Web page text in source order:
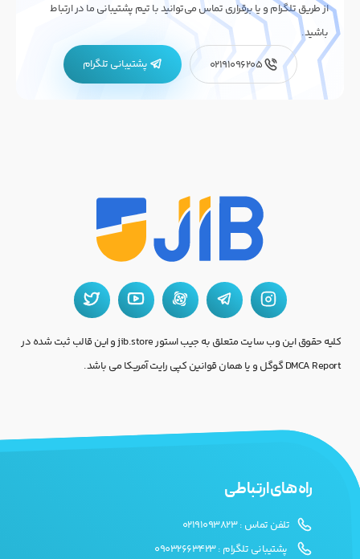
از طریق تلگرام و یا برقراری تماس می‌توانید با تیم پشتیبانی ما در ارتباط
باشید.
02191096205
پشتیبانی تلگرام
کلیه حقوق این وب سایت متعلق به جیب استور jib.store و این قالب ثبت شده در
DMCA Report گوگل و یا همان قوانین کپی رایت آمریکا می باشد.
راه های ارتباطی
تلفن تماس : 02191093823
پشتیبانی تلگرام : 09032663423